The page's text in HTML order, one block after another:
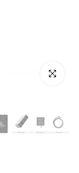
Anklicken